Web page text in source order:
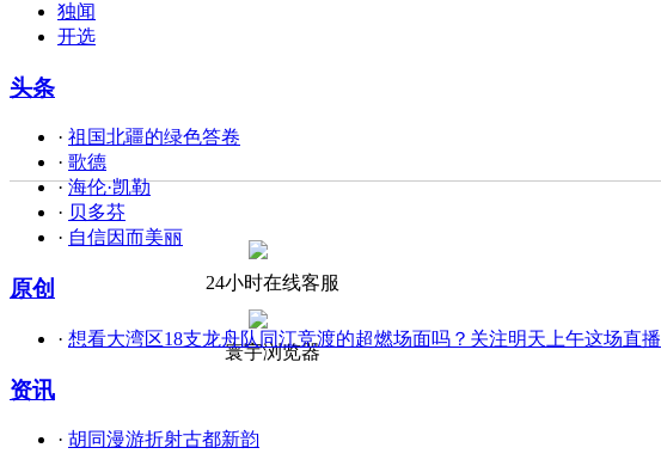
24小时在线客服
寰宇浏览器
独闻
开选
头条
· 祖国北疆的绿色答卷
· 歌德
·海伦·凯勒
· 贝多芬
· 自信因而美丽
原创
· 想看大湾区18支龙舟队同江竞渡的超燃场面吗？关注明天上午这场直播
资讯
· 胡同漫游折射古都新韵